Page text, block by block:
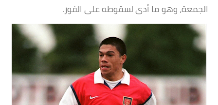
الجمعة، وهو ما أدى لسقوطه على الفور.